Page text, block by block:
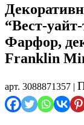
“Вест-
Фарфор,
Franklin
арт. 3088871357 |